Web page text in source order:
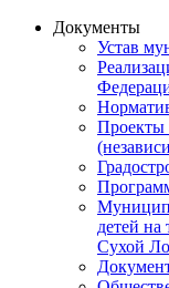
Документы
Устав
Проекты
детей на
Сухой